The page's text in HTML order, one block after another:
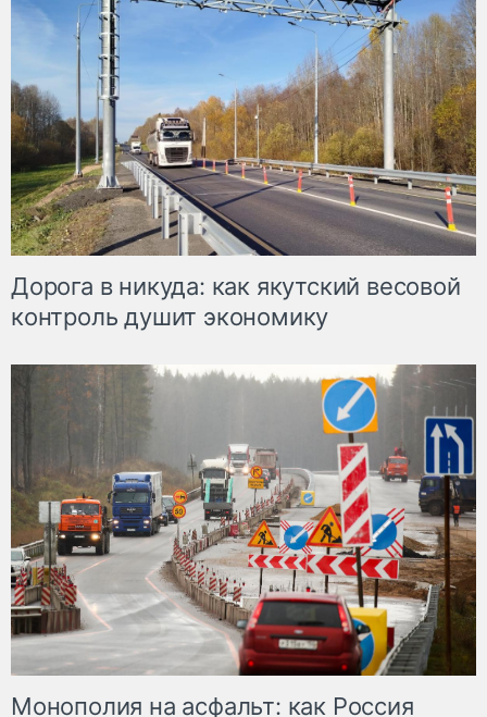
Дорога в никуда: как якутский весовой
контроль душит экономику
Монополия на асфальт: как Россия